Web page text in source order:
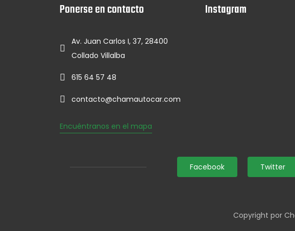
Ponerse en contacto
Av. Juan Carlos I, 37, 28400
Collado Villalba
615 64 57 48
contacto@chamautocar.com
Encuéntranos en el mapa
Instagram
Facebook Twitter
Copyright por